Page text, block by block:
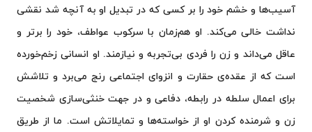
آسیب‌ها و خشم خود را بر کسی که در تبدیل او به آنچه شد نقشی
نداشت خالی می‌کند. او هم‌زمان با سرکوب عواطف، خود را برتر و
عاقل می‌داند و زن را فردی بی‌تجربه و نیازمند. او انسانی زخم‌خورده
است که از عقده‌ی حقارت و انزوای اجتماعی رنج می‌برد و تلاشش
برای اعمال سلطه در رابطه، دفاعی و در جهت خنثی‌سازی شخصیت
زن و شرمنده کردن او از خواسته‌ها و تمایلاتش است. ما از طریق